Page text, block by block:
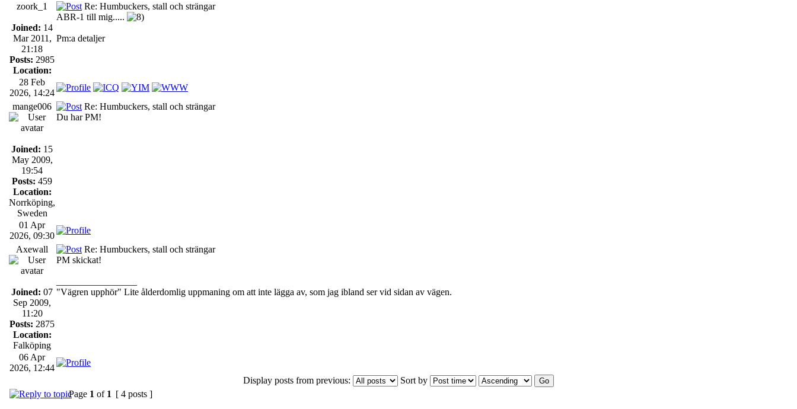
zoork_1
Joined: 14
Mar 2011,
21:18
Posts: 2985
Location:
Re: Humbuckers, stall och strängar
ABR-1 till mig.....
Pm:a detaljer
28 Feb
2026, 14:24
mange006
Joined: 15
May 2009,
19:54
Posts: 459
Location:
Norrköping,
Sweden
Re: Humbuckers, stall och strängar
Du har PM!
01 Apr
2026, 09:30
Axewall
Joined: 07
Sep 2009,
11:20
Posts: 2875
Location:
Falköping
Re: Humbuckers, stall och strängar
PM skickat!
"Vägren upphör" Lite ålderdomlig uppmaning om att inte lägga av, som jag ibland ser vid sidan av vägen.
06 Apr
2026, 12:44
Display posts from previous:
Sort by
Page 1 of 1 [ 4 posts ]